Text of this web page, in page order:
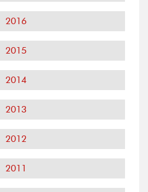
2016
2015
2014
2013
2012
2011